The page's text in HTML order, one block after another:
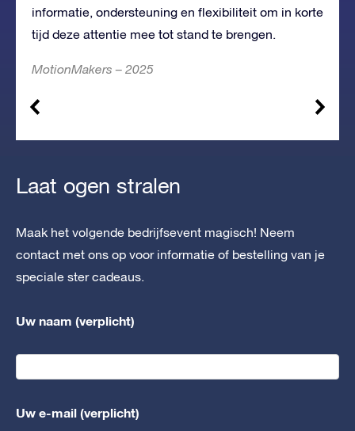
informatie, ondersteuning en flexibiliteit om in korte
tijd deze attentie mee tot stand te brengen.
MotionMakers – 2025
Laat ogen stralen
Maak het volgende bedrijfsevent magisch! Neem
contact met ons op voor informatie of bestelling van je
speciale ster cadeaus.
Uw naam (verplicht)
Uw e-mail (verplicht)